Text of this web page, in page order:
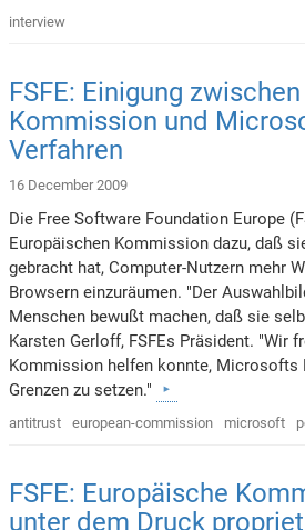
interview
FSFE: Einigung zwischen
Kommission und
Verfahren
16 December 2009
Die Free Software Foundation Europe
Europäischen Kommission dazu, daß
gebracht hat, Computer-Nutzern mehr
Browsern einzuräumen. "Der
Menschen bewußt machen, daß sie
Karsten Gerloff, FSFEs Präsident. "Wir
Kommission helfen konnte, Microsofts
Grenzen zu setzen."
antitrust european-commission microsoft
FSFE: Europäische
unter dem Druck